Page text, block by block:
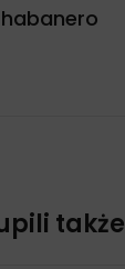
także